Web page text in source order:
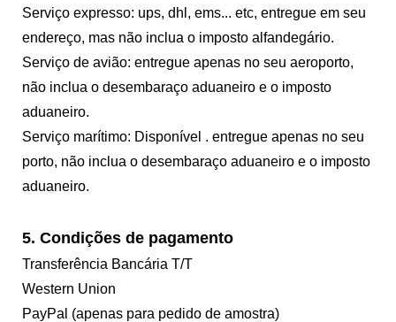
Serviço expresso: ups, dhl, ems... etc, entregue em seu
endereço, mas não inclua o imposto alfandegário.
Serviço de avião: entregue apenas no seu aeroporto,
não inclua o desembaraço aduaneiro e o imposto
aduaneiro.
Serviço marítimo: Disponível . entregue apenas no seu
porto, não inclua o desembaraço aduaneiro e o imposto
aduaneiro.
5. Condições de pagamento
Transferência Bancária T/T
Western Union
PayPal (apenas para pedido de amostra)